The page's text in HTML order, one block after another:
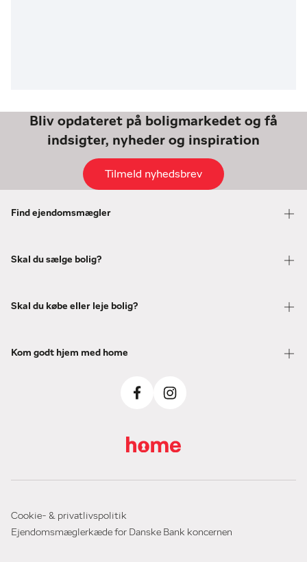
Bliv opdateret på boligmarkedet og få
indsigter, nyheder og inspiration
Tilmeld nyhedsbrev
Find ejendomsmægler
Skal du sælge bolig?
Skal du købe eller leje bolig?
Kom godt hjem med home
Cookie- & privatlivspolitik
Ejendomsmæglerkæde for Danske Bank koncernen